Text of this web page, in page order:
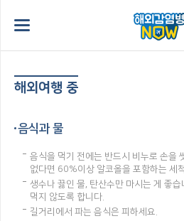
해외여행 중
음식과 물
음식을 먹기 전에는 반드시 비누로 손을
없다면 60%이상 알코올을 포함하는 세
생수나 끓인 물, 탄산수만 마시는 게 좋
먹지 않도록 합니다.
길거리에서 파는 음식은 피하세요.